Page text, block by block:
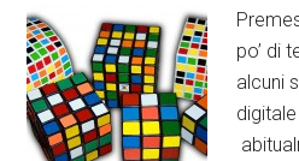
po’ di
alcuni